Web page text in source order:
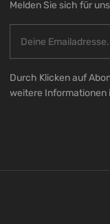
Melden Sie sich für
Durch Klicken auf
weitere Informationen